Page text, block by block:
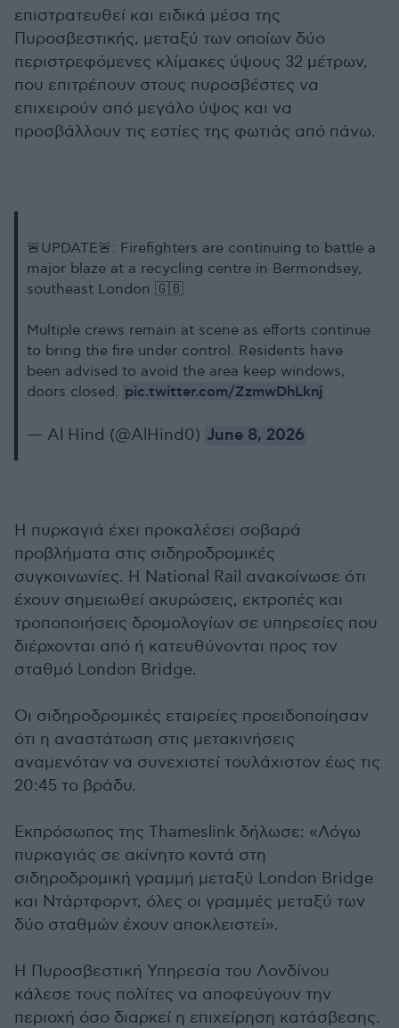
επιστρατευθεί και ειδικά μέσα της
Πυροσβεστικής, μεταξύ των οποίων δύο
περιστρεφόμενες κλίμακες ύψους 32 μέτρων,
που επιτρέπουν στους πυροσβέστες να
επιχειρούν από μεγάλο ύψος και να
προσβάλλουν τις εστίες της φωτιάς από πάνω.
🚨UPDATE🚨: Firefighters are continuing to battle a
major blaze at a recycling centre in Bermondsey,
southeast London 🇬🇧
Multiple crews remain at scene as efforts continue
to bring the fire under control. Residents have
been advised to avoid the area keep windows,
doors closed. pic.twitter.com/ZzmwDhLknj
— Al Hind (@AlHind0) June 8, 2026
Η πυρκαγιά έχει προκαλέσει σοβαρά
προβλήματα στις σιδηροδρομικές
συγκοινωνίες. Η National Rail ανακοίνωσε ότι
έχουν σημειωθεί ακυρώσεις, εκτροπές και
τροποποιήσεις δρομολογίων σε υπηρεσίες που
διέρχονται από ή κατευθύνονται προς τον
σταθμό London Bridge.
Οι σιδηροδρομικές εταιρείες προειδοποίησαν
ότι η αναστάτωση στις μετακινήσεις
αναμενόταν να συνεχιστεί τουλάχιστον έως τις
20:45 το βράδυ.
Εκπρόσωπος της Thameslink δήλωσε: «Λόγω
πυρκαγιάς σε ακίνητο κοντά στη
σιδηροδρομική γραμμή μεταξύ London Bridge
και Ντάρτφορντ, όλες οι γραμμές μεταξύ των
δύο σταθμών έχουν αποκλειστεί».
Η Πυροσβεστική Υπηρεσία του Λονδίνου
κάλεσε τους πολίτες να αποφεύγουν την
περιοχή όσο διαρκεί η επιχείρηση κατάσβεσης.